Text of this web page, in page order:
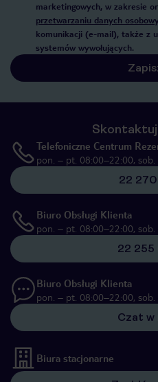
marketingowych, w zakresie
przetwarzaniu danych
komunikacji (e-mail), także z
systemów wywołujących.
Skontaktuj
Telefoniczne Centrum
pon. – pt. 08:00–22:00,
22
Biuro Obsługi Klienta
pon. – pt. 08:00–22:00,
22
Biuro Obsługi Klienta
pon. – pt. 08:00–22:00,
Czat w
Biura stacjonarne